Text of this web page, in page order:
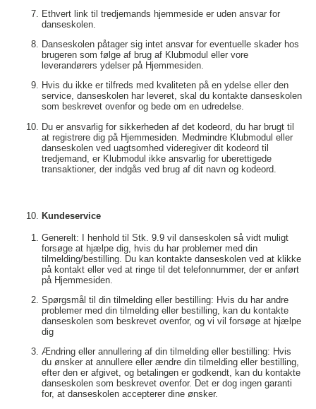
Ethvert link til tredjemands hjemmeside er uden ansvar for
danseskolen.
Danseskolen påtager sig intet ansvar for eventuelle skader hos
brugeren som følge af brug af Klubmodul eller vore
leverandørers ydelser på Hjemmesiden.
Hvis du ikke er tilfreds med kvaliteten på en ydelse eller den
service, danseskolen har leveret, skal du kontakte danseskolen
som beskrevet ovenfor og bede om en udredelse.
Du er ansvarlig for sikkerheden af det kodeord, du har brugt til
at registrere dig på Hjemmesiden. Medmindre Klubmodul eller
danseskolen ved uagtsomhed videregiver dit kodeord til
tredjemand, er Klubmodul ikke ansvarlig for uberettigede
transaktioner, der indgås ved brug af dit navn og kodeord.
Kundeservice
Generelt: I henhold til Stk. 9.9 vil danseskolen så vidt muligt
forsøge at hjælpe dig, hvis du har problemer med din
tilmelding/bestilling. Du kan kontakte danseskolen ved at klikke
på kontakt eller ved at ringe til det telefonnummer, der er anført
på Hjemmesiden.
Spørgsmål til din tilmelding eller bestilling: Hvis du har andre
problemer med din tilmelding eller bestilling, kan du kontakte
danseskolen som beskrevet ovenfor, og vi vil forsøge at hjælpe
dig
Ændring eller annullering af din tilmelding eller bestilling: Hvis
du ønsker at annullere eller ændre din tilmelding eller bestilling,
efter den er afgivet, og betalingen er godkendt, kan du kontakte
danseskolen som beskrevet ovenfor. Det er dog ingen garanti
for, at danseskolen accepterer dine ønsker.